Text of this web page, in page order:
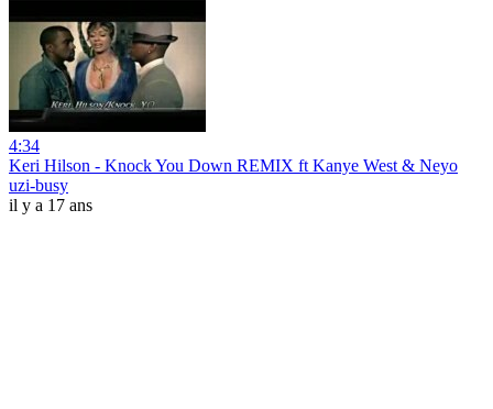
4:34
Keri Hilson - Knock You Down REMIX ft Kanye West & Neyo
uzi-busy
il y a 17 ans